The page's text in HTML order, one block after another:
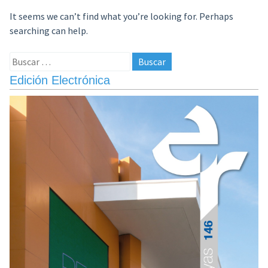
It seems we can’t find what you’re looking for. Perhaps
searching can help.
Buscar:
Edición Electrónica